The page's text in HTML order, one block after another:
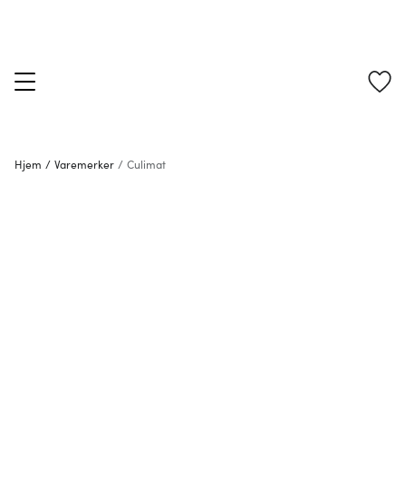
Hjem / Varemerker / Culimat